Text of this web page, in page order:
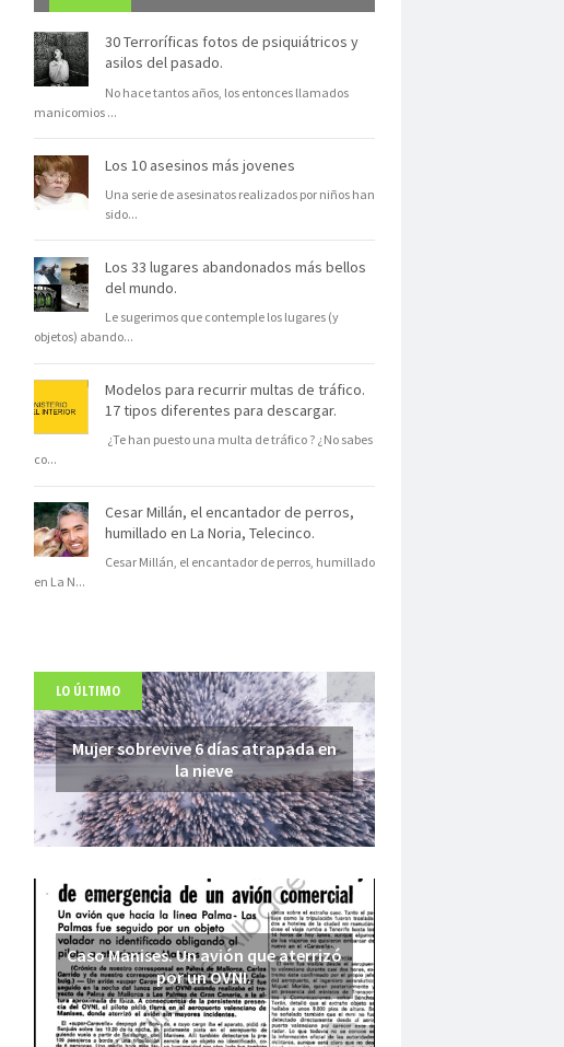
R
S
30 Terroríficas fotos de psiquiátricos y
asilos del pasado.
No hace tantos años, los entonces llamados
manicomios ...
Los 10 asesinos más jovenes
Una serie de asesinatos realizados por niños han
sido...
Los 33 lugares abandonados más bellos
del mundo.
Le sugerimos que contemple los lugares (y
objetos) abando...
Modelos para recurrir multas de tráfico.
17 tipos diferentes para descargar.
¿Te han puesto una multa de tráfico ? ¿No sabes
co...
Cesar Millán, el encantador de perros,
humillado en La Noria, Telecinco.
Cesar Millán, el encantador de perros, humillado
en La N...
LO ÚLTIMO
Mujer sobrevive 6 días atrapada en
la nieve
Caso Manises. Un avión que aterrizó
por un OVNI.